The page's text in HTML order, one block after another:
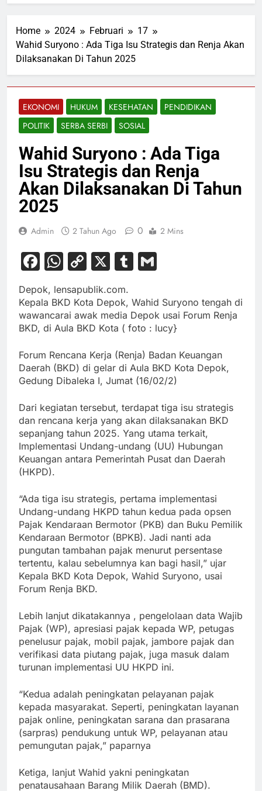
Home 2024 Februari
17
Wahid Suryono : Ada Tiga Isu Strategis dan Renja Akan
Dilaksanakan Di Tahun 2025
EKONOMI HUKUM KESEHATAN
PENDIDIKAN
POLITIK
SERBA SERBI SOSIAL
Wahid Suryono : Ada Tiga
Isu Strategis dan Renja
Akan Dilaksanakan Di Tahun
2025
Admin 2 Tahun Ago 0 2 Mins
Facebook
WhatsApp
Copy
Link
X Tumblr
Depok, lensapublik.com.
Kepala BKD Kota Depok, Wahid Suryono tengah di
wawancarai awak media Depok usai Forum Renja
BKD, di Aula BKD Kota ( foto : lucy}
Forum Rencana Kerja (Renja) Badan Keuangan
Daerah (BKD) di gelar di Aula BKD Kota Depok,
Gedung Dibaleka I, Jumat (16/02/2)
Dari kegiatan tersebut, terdapat tiga isu strategis
dan rencana kerja yang akan dilaksanakan BKD
sepanjang tahun 2025. Yang utama terkait,
Implementasi Undang-undang (UU) Hubungan
Keuangan antara Pemerintah Pusat dan Daerah
(HKPD).
“Ada tiga isu strategis, pertama implementasi
Undang-undang HKPD tahun kedua pada opsen
Pajak Kendaraan Bermotor (PKB) dan Buku Pemilik
Kendaraan Bermotor (BPKB). Jadi nanti ada
pungutan tambahan pajak menurut persentase
tertentu, kalau sebelumnya kan bagi hasil,” ujar
Kepala BKD Kota Depok, Wahid Suryono, usai
Forum Renja BKD.
Lebih lanjut dikatakannya , pengelolaan data Wajib
Pajak (WP), apresiasi pajak kepada WP, petugas
penelusur pajak, mobil pajak, jambore pajak dan
verifikasi data piutang pajak, juga masuk dalam
turunan implementasi UU HKPD ini.
“Kedua adalah peningkatan pelayanan pajak
kepada masyarakat. Seperti, peningkatan layanan
pajak online, peningkatan sarana dan prasarana
(sarpras) pendukung untuk WP, pelayanan atau
pemungutan pajak,” paparnya
Ketiga, lanjut Wahid yakni peningkatan
penatausahaan Barang Milik Daerah (BMD).